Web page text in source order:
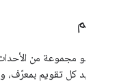
التقاويم
هو مجموعة من
يتم تحديد كل تقويم بمعرّف،